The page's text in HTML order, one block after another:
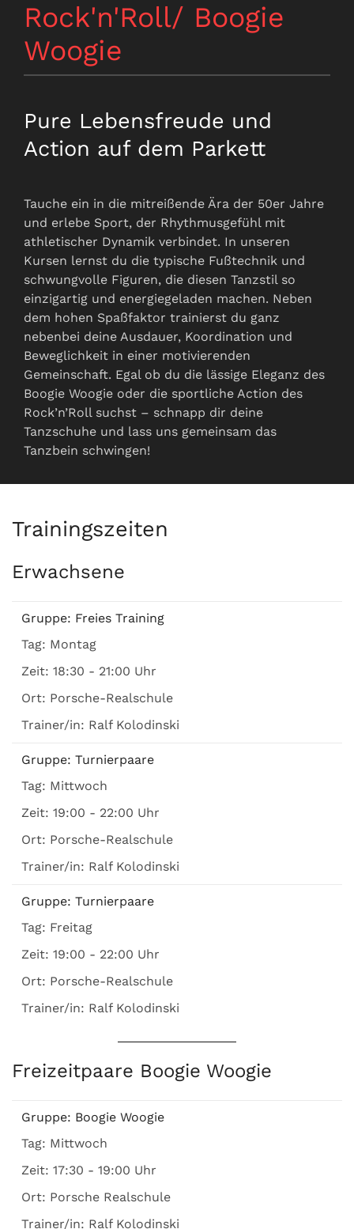
Rock'n'Roll/ Boogie
Woogie
Pure Lebensfreude und
Action auf dem Parkett
Tauche ein in die mitreißende Ära der 50er Jahre
und erlebe Sport, der Rhythmusgefühl mit
athletischer Dynamik verbindet. In unseren
Kursen lernst du die typische Fußtechnik und
schwungvolle Figuren, die diesen Tanzstil so
einzigartig und energiegeladen machen. Neben
dem hohen Spaßfaktor trainierst du ganz
nebenbei deine Ausdauer, Koordination und
Beweglichkeit in einer motivierenden
Gemeinschaft. Egal ob du die lässige Eleganz des
Boogie Woogie oder die sportliche Action des
Rock’n’Roll suchst – schnapp dir deine
Tanzschuhe und lass uns gemeinsam das
Tanzbein schwingen!
Trainingszeiten
Erwachsene
Gruppe: Freies Training
Tag: Montag
Zeit: 18:30 - 21:00 Uhr
Ort: Porsche-Realschule
Trainer/in: Ralf Kolodinski
Gruppe: Turnierpaare
Tag: Mittwoch
Zeit: 19:00 - 22:00 Uhr
Ort: Porsche-Realschule
Trainer/in: Ralf Kolodinski
Gruppe: Turnierpaare
Tag: Freitag
Zeit: 19:00 - 22:00 Uhr
Ort: Porsche-Realschule
Trainer/in: Ralf Kolodinski
Freizeitpaare Boogie Woogie
Gruppe: Boogie Woogie
Tag: Mittwoch
Zeit: 17:30 - 19:00 Uhr
Ort: Porsche Realschule
Trainer/in: Ralf Kolodinski